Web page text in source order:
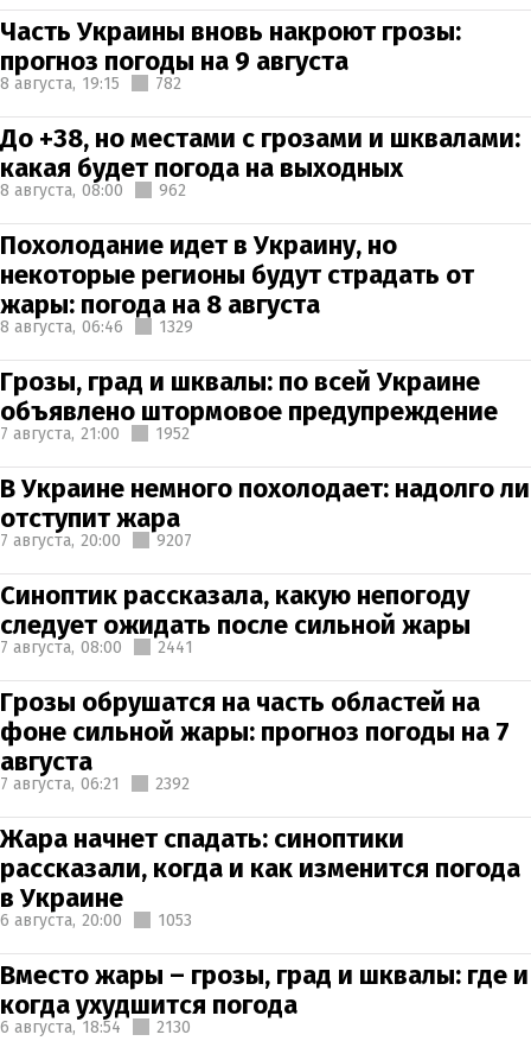
Часть Украины вновь накроют грозы:
прогноз погоды на 9 августа
8 августа, 19:15 782
До +38, но местами с грозами и шквалами:
какая будет погода на выходных
8 августа, 08:00 962
Похолодание идет в Украину, но
некоторые регионы будут страдать от
жары: погода на 8 августа
8 августа, 06:46 1329
Грозы, град и шквалы: по всей Украине
объявлено штормовое предупреждение
7 августа, 21:00 1952
В Украине немного похолодает: надолго ли
отступит жара
7 августа, 20:00 9207
Синоптик рассказала, какую непогоду
следует ожидать после сильной жары
7 августа, 08:00 2441
Грозы обрушатся на часть областей на
фоне сильной жары: прогноз погоды на 7
августа
7 августа, 06:21 2392
Жара начнет спадать: синоптики
рассказали, когда и как изменится погода
в Украине
6 августа, 20:00 1053
Вместо жары – грозы, град и шквалы: где и
когда ухудшится погода
6 августа, 18:54 2130